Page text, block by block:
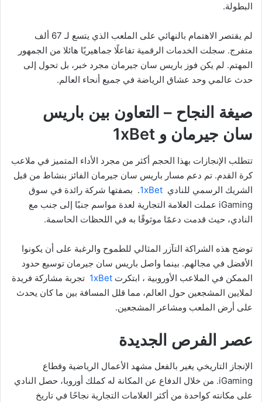
البطولة.
لم يقتصر الاهتمام بالنهائي على الملعب الذي يتسع لـ 67 ألف
متفرج. سجلت الخدمات الرقمية تفاعلًا جماهيريًا هائلا من الجمهور
المهتم. لم يكن فوز باريس سان جيرمان مجرد خبر، بل تحول إلى
حدث عالمي وحد عشاق الرياضة في جميع أنحاء العالم.
صيغة النجاح – التعاون بين باريس
سان جيرمان و 1xBet
تتطلب الإنجازات بهذا الحجم أكثر من مجرد الأداء المتميز في ملاعب
كرة القدم. تم دعم مسار باريس سان جيرمان الفائز بنشاط من قبل
الشريك الرسمي للنادي 1xBet. بصفتها شركة رائدة في سوق
iGaming عملت العلامة التجارية لعدة مواسم جنبًا إلى جنب مع
النادي، حيث قدمت دعمًا موثوقًا به في اللحظات الحاسمة.
توضح هذه الشراكة التآزر المثالي للطموح والرغبة على أن يكونوا
الأفضل في مجالهم. بينما واصل باريس سان جيرمان توسيع حدود
الممكن في الملاعب الأوروبية ، ابتكرت 1xBet تجربة مشاركة فريدة
لملايين المشجعين حول العالم، مما قلل المسافة بين ما كان يحدث
على أرض الملعب ومشاعر المشجعين.
عصر الفرص الجديدة
الإنجاز التاريخي يغير بالفعل مشهد الأعمال الرياضية وقطاع
iGaming. من خلال الدفاع عن المكانة له كملك أوروبا، حصل النادي
على مكانته كواحدة من أكثر العلامات التجارية نجاحًا في تاريخ